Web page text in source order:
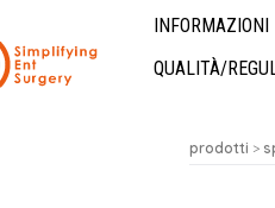
QUALITÀ/
prodotti >